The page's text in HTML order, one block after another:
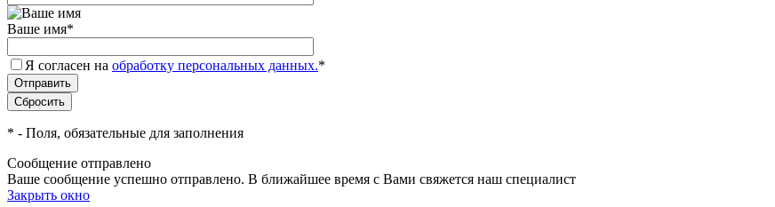
Ваше имя*
Я согласен на обработку персональных данных.*
* - Поля, обязательные для заполнения
Сообщение отправлено
Ваше сообщение успешно отправлено. В ближайшее время с Вами свяжется наш специалист
Закрыть окно